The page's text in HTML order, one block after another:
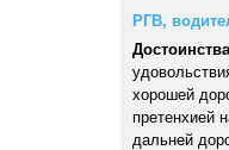
РГВ,
хорошей
претенхией
дальней